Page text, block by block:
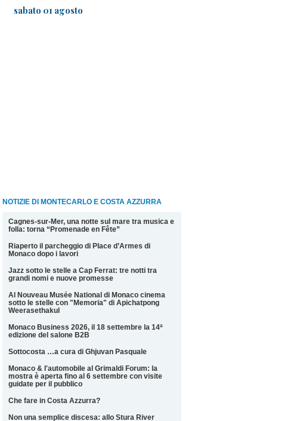
sabato 01 agosto
NOTIZIE DI MONTECARLO E COSTA AZZURRA
Cagnes-sur-Mer, una notte sul mare tra musica e
folla: torna “Promenade en Fête”
Riaperto il parcheggio di Place d’Armes di
Monaco dopo i lavori
Jazz sotto le stelle a Cap Ferrat: tre notti tra
grandi nomi e nuove promesse
Al Nouveau Musée National di Monaco cinema
sotto le stelle con "Memoria" di Apichatpong
Weerasethakul
Monaco Business 2026, il 18 settembre la 14ª
edizione del salone B2B
Sottocosta …a cura di Ghjuvan Pasquale
Monaco & l'automobile al Grimaldi Forum: la
mostra è aperta fino al 6 settembre con visite
guidate per il pubblico
Che fare in Costa Azzurra?
Non una semplice discesa: allo Stura River